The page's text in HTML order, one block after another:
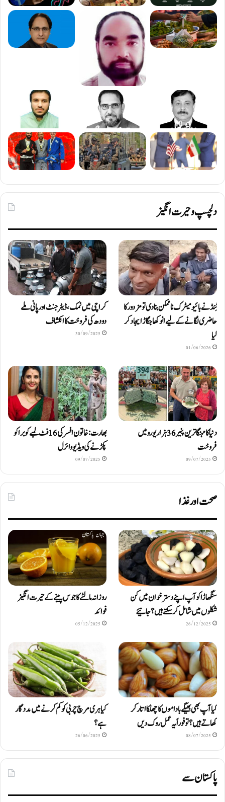
دلچسپ و حیرت انگیز
ٹِنڈ نے بائیومیٹرک ناممکن بنا دی تو مزدور کا
حاضری لگانے کے لیے انوکھا جگاڑ ایجاد کر
لیا
01/06/2026
کراچی میں نمک، ڈیٹرجنٹ اور پانی ملے
دودھ کی فروخت کا انکشاف
30/09/2025
دنیا کا مہنگا ترین پنیر 36 ہزار یورو میں
فروخت
09/07/2025
بھارت: خاتون افسر کی 16 فٹ لمبے کوبرا کو
پکڑنے کی ویڈیو وائرل
09/07/2025
صحت اور غذا
سنگھاڑا کو آپ اپنے دستر خوان میں کن
شکلوں میں شامل کرسکتے ہیں ؟ جانیئے
26/12/2025
روزانہ مالٹے کا جوس پینے کے حیرت انگیز
فوائد
05/12/2025
کیا آپ بھی بھیگے باداموں کا چھلکا اتار کر
کھاتے ہیں؟ تو فوراً یہ عمل روک دیں
08/07/2025
کیا ہری مرچ چربی کو کم کرنے میں مددگار
ہے؟
26/06/2025
پاکستان سے